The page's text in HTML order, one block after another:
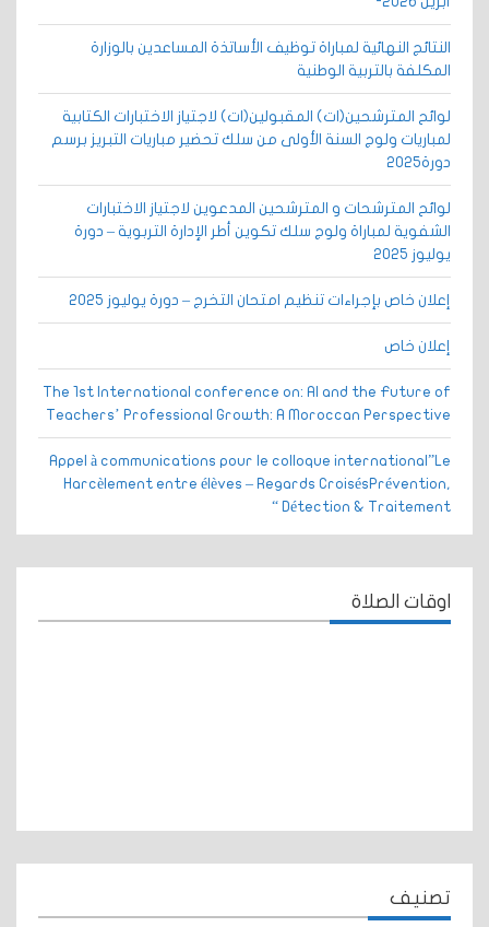
النتائج النهائية لمباراة توظيف الأساتذة المساعدين بالوزارة
المكلفة بالتربية الوطنية
لوائح المترشحين(ات) المقبولين(ات) لاجتياز الاختبارات الكتابية
لمباريات ولوج السنة الأولى من سلك تحضير مباريات التبريز برسم
دورة2025
لوائح المترشحات و المترشحين المدعوين لاجتياز الاختبارات
الشفوية لمباراة ولوج سلك تكوين أطر الإدارة التربوية – دورة
يوليوز 2025
إعلان خاص بإجراءات تنظيم امتحان التخرج – دورة يوليوز 2025
إعلان خاص
The 1st International conference on: AI and the Future of
Teachers’ Professional Growth: A Moroccan Perspective
Appel à communications pour le colloque international”Le
Harcèlement entre élèves – Regards CroisésPrévention,
Détection & Traitement “
اوقات الصلاة
تصنيف